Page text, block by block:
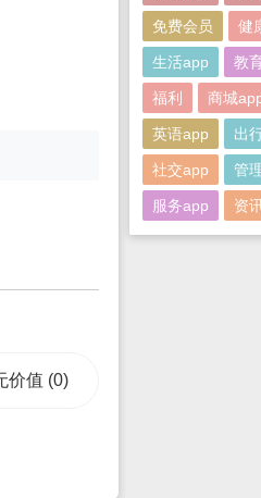
价值 (0)
免费会员 健
生活app 教
福利 商城
英语app 出
社交app 管
服务app 资